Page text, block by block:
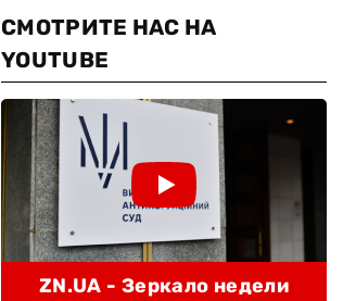
СМОТРИТЕ НАС НА
YOUTUBE
ZN.UA - Зеркало недели